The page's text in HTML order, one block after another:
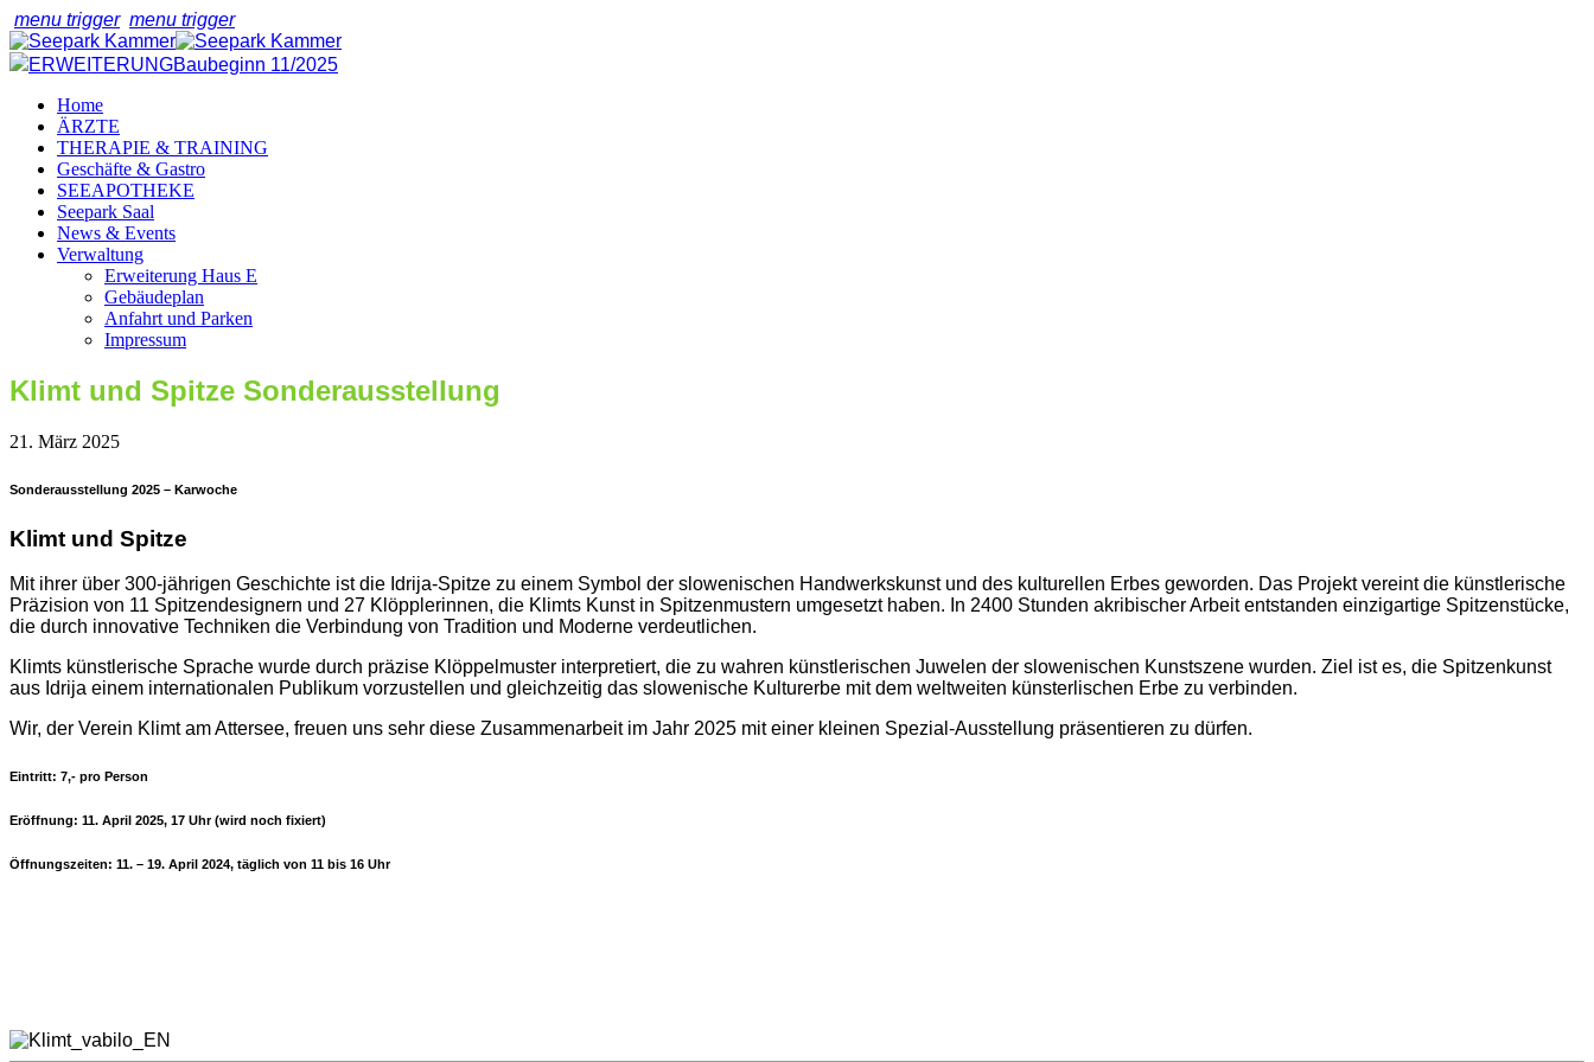
menu trigger menu trigger
ERWEITERUNGBaubeginn 11/2025
Home
ÄRZTE
THERAPIE & TRAINING
Geschäfte & Gastro
SEEAPOTHEKE
Seepark Saal
News & Events
Verwaltung
Erweiterung Haus E
Gebäudeplan
Anfahrt und Parken
Impressum
Klimt und Spitze Sonderausstellung
21. März 2025
Sonderausstellung 2025 – Karwoche
Klimt und Spitze
Mit ihrer über 300-jährigen Geschichte ist die Idrija-Spitze zu einem Symbol der slowenischen Handwerkskunst und des kulturellen Erbes geworden. Das Projekt vereint die künstlerische
Präzision von 11 Spitzendesignern und 27 Klöpplerinnen, die Klimts Kunst in Spitzenmustern umgesetzt haben. In 2400 Stunden akribischer Arbeit entstanden einzigartige Spitzenstücke,
die durch innovative Techniken die Verbindung von Tradition und Moderne verdeutlichen.
Klimts künstlerische Sprache wurde durch präzise Klöppelmuster interpretiert, die zu wahren künstlerischen Juwelen der slowenischen Kunstszene wurden. Ziel ist es, die Spitzenkunst
aus Idrija einem internationalen Publikum vorzustellen und gleichzeitig das slowenische Kulturerbe mit dem weltweiten künsterlischen Erbe zu verbinden.
Wir, der Verein Klimt am Attersee, freuen uns sehr diese Zusammenarbeit im Jahr 2025 mit einer kleinen Spezial-Ausstellung präsentieren zu dürfen.
Eintritt: 7,- pro Person
Eröffnung: 11. April 2025, 17 Uhr (wird noch fixiert)
Öffnungszeiten: 11. – 19. April 2024, täglich von 11 bis 16 Uhr